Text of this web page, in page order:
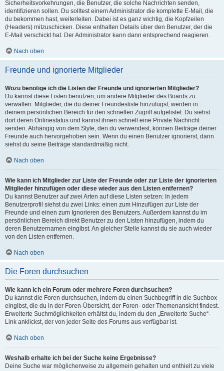
Sicherheitsvorkehrungen, die Benutzer, die solche Nachrichten senden,
identifizieren sollen. Du solltest einem Administrator die komplette E-Mail, die
du bekommen hast, weiterleiten. Dabei ist es ganz wichtig, die Kopfzeilen
(Headers) mitzuschicken. Diese enthalten Details über den Benutzer, der die
E-Mail verschickt hat. Der Administrator kann dann entsprechend reagieren.
Nach oben
Freunde und ignorierte Mitglieder
Wozu benötige ich die Listen der Freunde und ignorierten Mitglieder?
Du kannst diese Listen benutzen, um andere Mitglieder des Boards zu
verwalten. Mitglieder, die du deiner Freundesliste hinzufügst, werden in
deinem persönlichen Bereich für den schnellen Zugriff aufgelistet. Du siehst
dort deren Onlinestatus und kannst ihnen schnell eine Private Nachricht
senden. Abhängig von dem Style, den du verwendest, können Beiträge deiner
Freunde auch hervorgehoben sein. Wenn du einen Benutzer ignorierst, dann
siehst du seine Beiträge standardmäßig nicht.
Nach oben
Wie kann ich Mitglieder zur Liste der Freunde oder zur Liste der ignorierten
Mitglieder hinzufügen oder diese wieder aus den Listen entfernen?
Du kannst Benutzer auf zwei Arten auf diese Listen setzen: In jedem
Benutzerprofil siehst du zwei Links: einen zum Hinzufügen zur Liste der
Freunde und einen zum Ignorieren des Benutzers. Außerdem kannst du im
persönlichen Bereich direkt Benutzer zu den Listen hinzufügen, indem du
deren Benutzernamen eingibst. An gleicher Stelle kannst du sie auch wieder
von den Listen entfernen.
Nach oben
Die Foren durchsuchen
Wie kann ich ein Forum oder mehrere Foren durchsuchen?
Du kannst die Foren durchsuchen, indem du einen Suchbegriff in die Suchbox
eingibst, die du in der Foren-Übersicht, der Foren- oder Themenansicht findest.
Erweiterte Suchmöglichkeiten erhältst du, indem du den „Erweiterte Suche“-
Link anklickst, der von jeder Seite des Forums aus verfügbar ist.
Nach oben
Weshalb erhalte ich bei der Suche keine Ergebnisse?
Deine Suche war möglicherweise zu allgemein gehalten und enthielt zu viele